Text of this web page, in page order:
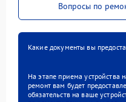
Вопросы по
Какие документы вы
На этапе приема устройства
ремонт вам будет
обязательств на ваше